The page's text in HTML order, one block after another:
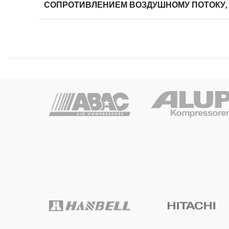
СОПРОТИВЛЕНИЕМ ВОЗДУШНОМУ ПОТОКУ,